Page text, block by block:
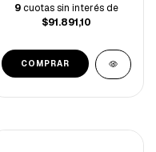
9cuotas sin interés de
$91.891,10